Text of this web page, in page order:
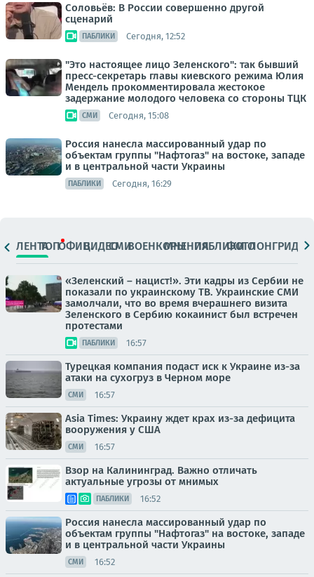
Соловьёв: В России совершенно другой
сценарий
ПАБЛИКИ Сегодня, 12:52
"Это настоящее лицо Зеленского": так бывший
пресс-секретарь главы киевского режима Юлия
Мендель прокомментировала жестокое
задержание молодого человека со стороны ТЦК
СМИ Сегодня, 15:08
Россия нанесла массированный удар по
объектам группы "Нафтогаз" на востоке, западе
и в центральной части Украины
ПАБЛИКИ Сегодня, 16:29
ЛЕНТАТОПОФИЦ.ВИДЕОСМИВОЕНКОРЫМНЕНИЯПАБЛИКИ
ФОТОЛОНГРИДЫ
«Зеленский – нацист!». Эти кадры из Сербии не
показали по украинскому ТВ. Украинские СМИ
замолчали, что во время вчерашнего визита
Зеленского в Сербию кокаинист был встречен
протестами
ПАБЛИКИ 16:57
Турецкая компания подаст иск к Украине из-за
атаки на сухогруз в Черном море
СМИ 16:57
Asia Times: Украину ждет крах из-за дефицита
вооружения у США
СМИ 16:57
Взор на Калининград. Важно отличать
актуальные угрозы от мнимых
ПАБЛИКИ 16:52
Россия нанесла массированный удар по
объектам группы "Нафтогаз" на востоке, западе
и в центральной части Украины
СМИ 16:52